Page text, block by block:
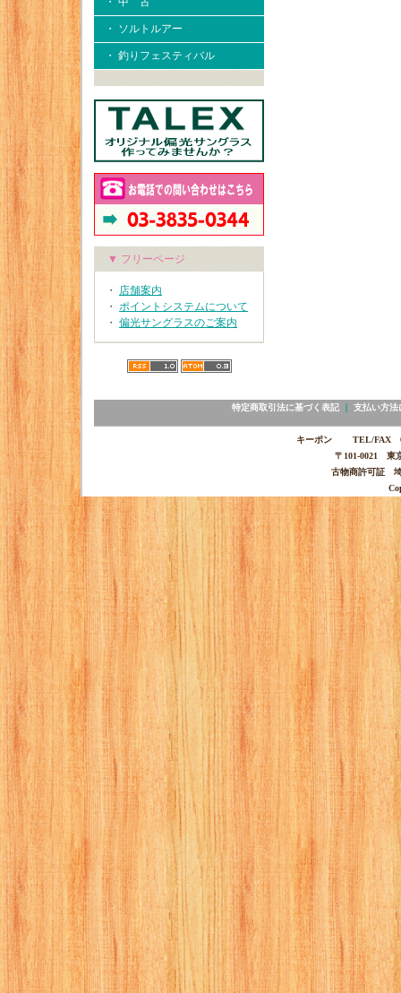
・ ソルトルアー
・ 釣りフェスティバル
▼ フリーページ
・ 店舗案内
・ ポイントシステムについて
・ 偏光サングラスのご案内
特定商取引法に基づく表記｜ 支払い方法
キーポン TEL/FAX
〒101-0021 東
古物商許可証